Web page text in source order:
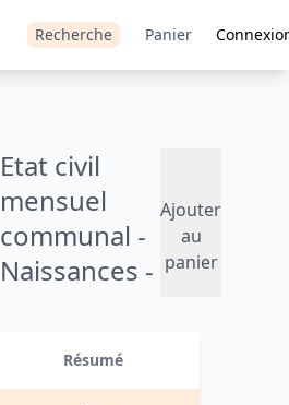
Recherche Panier
Etat civil
mensuel
communal -
Naissances -
Ajouter
au
panier
Résumé